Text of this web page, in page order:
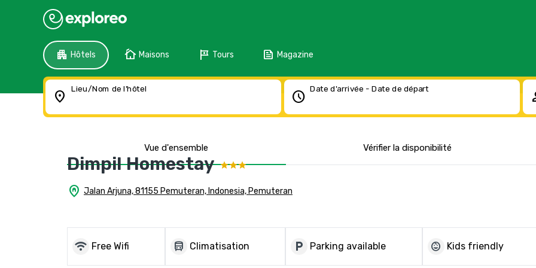
apartment Hôtels cottage Maisons tour Tours feed Magazine
location_on Lieu/Nom de l'hôtel schedule Date d'arrivée - Date de départ
Vue d'ensemble Vérifier la disponibilité
Dimpil Homestay
home_pin Jalan Arjuna, 81155 Pemuteran, Indonesia, Pemuteran
wifi Free Wifi directions_bus Climatisation local_parking Parking available child_care Kids friendly